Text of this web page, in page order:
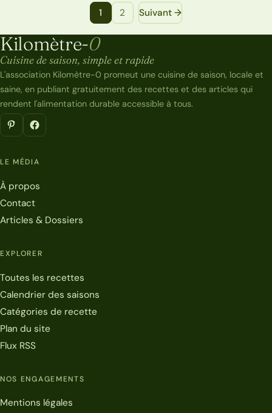
Navigation entre les pages de recettes
1 2 Suivant →
Kilomètre-0
Kilomètre-0
Cuisine de saison, simple et rapide
L'association Kilomètre-0 promeut une cuisine de saison, locale et
saine, en publiant gratuitement des recettes et des articles qui
rendent l'alimentation durable accessible à tous.
LE MÉDIA
À propos
Contact
Articles & Dossiers
EXPLORER
Toutes les recettes
Calendrier des saisons
Catégories de recette
Plan du site
Flux RSS
NOS ENGAGEMENTS
Mentions légales